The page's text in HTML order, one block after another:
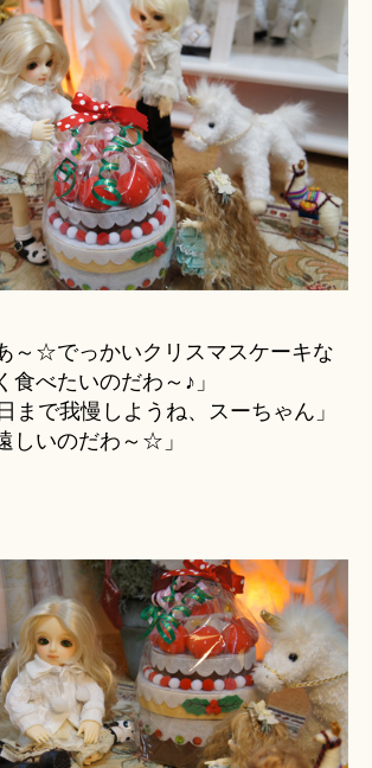
～☆でっかいクリスマスケーキな
食べたいのだわ～♪」
まで我慢しようね、スーちゃん」
しいのだわ～☆」